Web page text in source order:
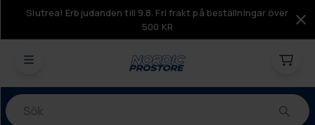
Slutrea! Erbjudanden till 9.8. Fri frakt på beställningar över
500 KR
Produkter